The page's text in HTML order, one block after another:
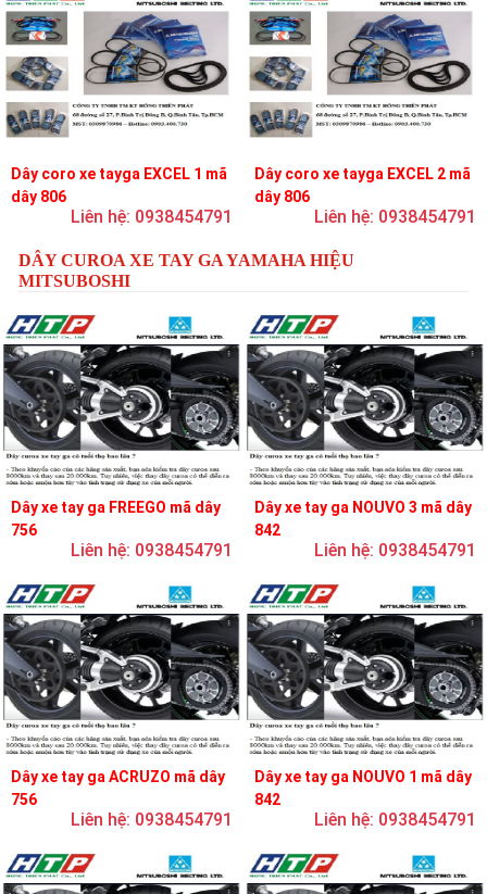
Dây coro xe tayga EXCEL 1 mã
dây 806
Liên hệ: 0938454791
Dây coro xe tayga EXCEL 2 mã
dây 806
Liên hệ: 0938454791
DÂY CUROA XE TAY GA YAMAHA HIỆU
MITSUBOSHI
Dây xe tay ga FREEGO mã dây
756
Liên hệ: 0938454791
Dây xe tay ga NOUVO 3 mã dây
842
Liên hệ: 0938454791
Dây xe tay ga ACRUZO mã dây
756
Liên hệ: 0938454791
Dây xe tay ga NOUVO 1 mã dây
842
Liên hệ: 0938454791